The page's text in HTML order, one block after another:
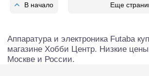
В начало Еще
Аппаратура и электроника Futaba
магазине Хобби Центр. Низкие
Москве и России.